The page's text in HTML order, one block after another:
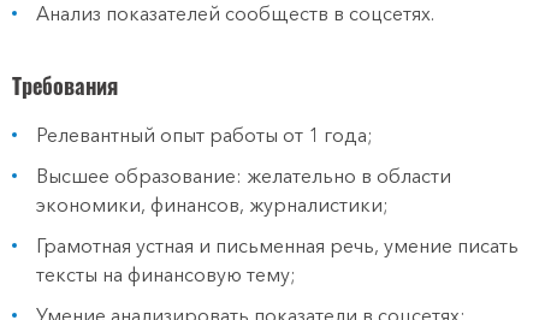
Анализ показателей сообществ в соцсетях.
Требования
Релевантный опыт работы от 1 года;
Высшее образование: желательно в области
экономики, финансов, журналистики;
Грамотная устная и письменная речь, умение писать
тексты на финансовую тему;
Умение анализировать показатели в соцсетях;